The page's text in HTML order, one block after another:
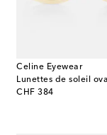
Celine Eyewear
CHF 384
original price